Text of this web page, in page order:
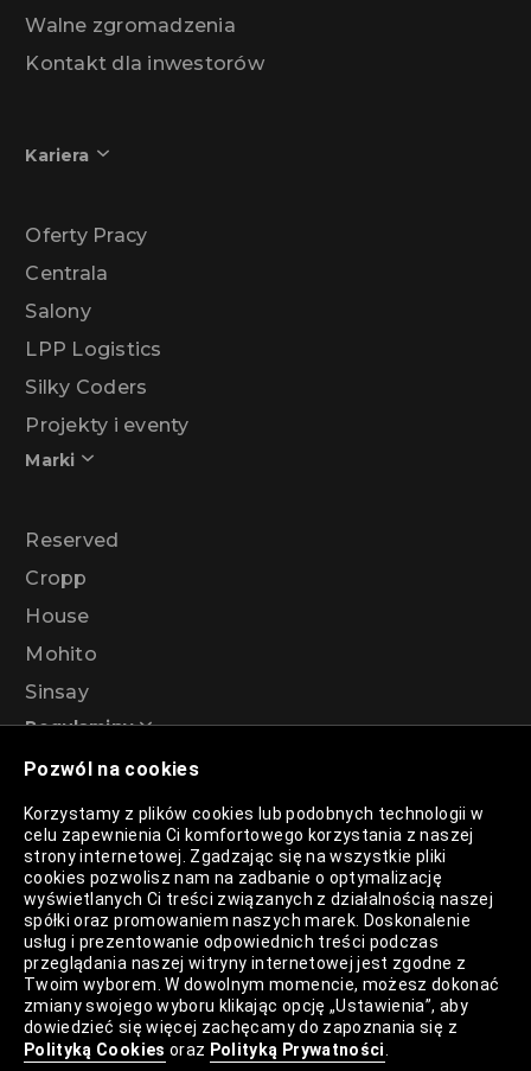
Pozwól na cookies
Korzystamy z plików cookies lub podobnych technologii w
celu zapewnienia Ci komfortowego korzystania z naszej
strony internetowej. Zgadzając się na wszystkie pliki
cookies pozwolisz nam na zadbanie o optymalizację
wyświetlanych Ci treści związanych z działalnością naszej
spółki oraz promowaniem naszych marek. Doskonalenie
usług i prezentowanie odpowiednich treści podczas
przeglądania naszej witryny internetowej jest zgodne z
Twoim wyborem. W dowolnym momencie, możesz dokonać
zmiany swojego wyboru klikając opcję „Ustawienia”, aby
dowiedzieć się więcej zachęcamy do zapoznania się z
Polityką Cookies oraz Polityką Prywatności
Walne zgromadzenia
Kontakt dla inwestorów
Kariera
Oferty Pracy
Centrala
Salony
LPP Logistics
Silky Coders
Projekty i eventy
Marki
Reserved
Cropp
House
Mohito
Sinsay
Regulaminy
Regulamin akcji promocyjnej – Program
rabatowy 99%
Polityka Prywatności
Polityka Plików Cookies
Lista Plików Cookies
Lista Zaufanych Partnerów